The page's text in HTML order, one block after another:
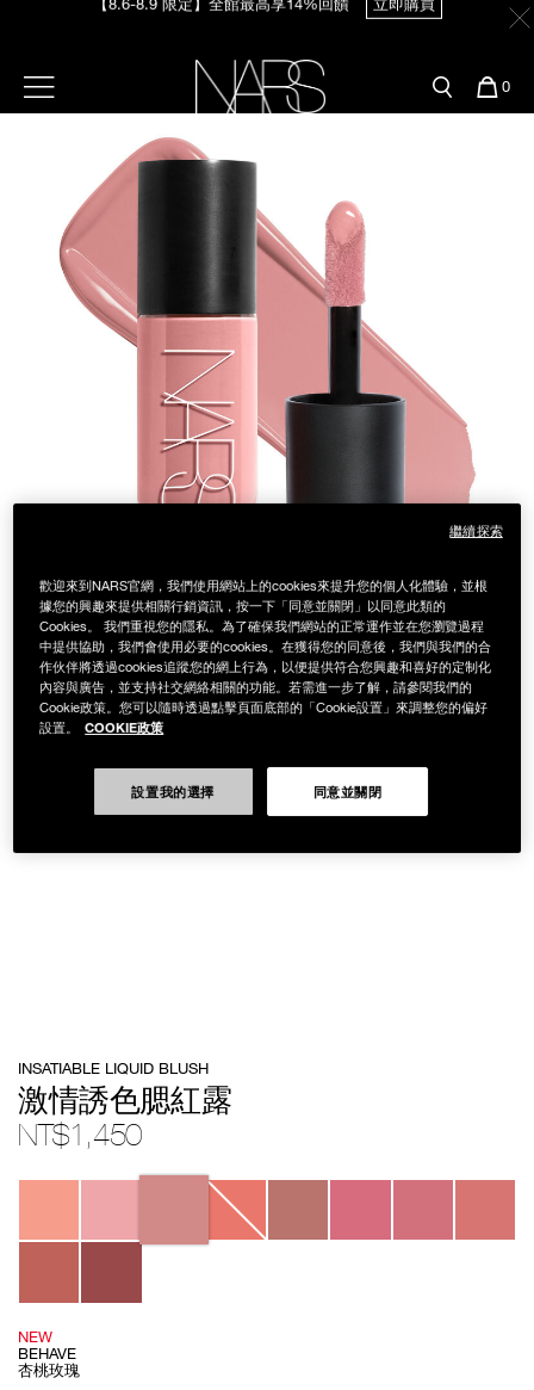
【8/3-8/10限定】明星底妝買1送1
【8/3-8/10限定】限時輸碼贈迷你腮紅露
新客首購輸＜WELCOME＞享9折
選單"
您
0
預約金曲獎妝容
官網獨家組合
水光頰彩系列
試用送到家
彩盤及禮盒組
彩妝專欄
專業彩妝學院
No.
194251171173
INSATIABLE LIQUID BLUSH
激情誘色腮紅露
NT$1,450
Variations
NEW
BEHAVE
杏桃玫瑰
歡迎來到NARS官網，我們使用網站上的cookies來提升您的個人化體驗，並根
據您的興趣來提供相關行銷資訊，按一下「同意並關閉」以同意此類的
Cookies。 我們重視您的隱私。為了確保我們網站的正常運作並在您瀏覽過程
中提供協助，我們會使用必要的cookies。在獲得您的同意後，我們與我們的合
作伙伴將透過cookies追蹤您的網上行為，以便提供符合您興趣和喜好的定制化
內容與廣告，並支持社交網絡相關的功能。若需進一步了解，請參閱我們的
Cookie政策。您可以隨時透過點擊頁面底部的「Cookie設置」來調整您的偏好
設置。
COOKIE政策
設置我的選擇 同意並關閉
繼續探索